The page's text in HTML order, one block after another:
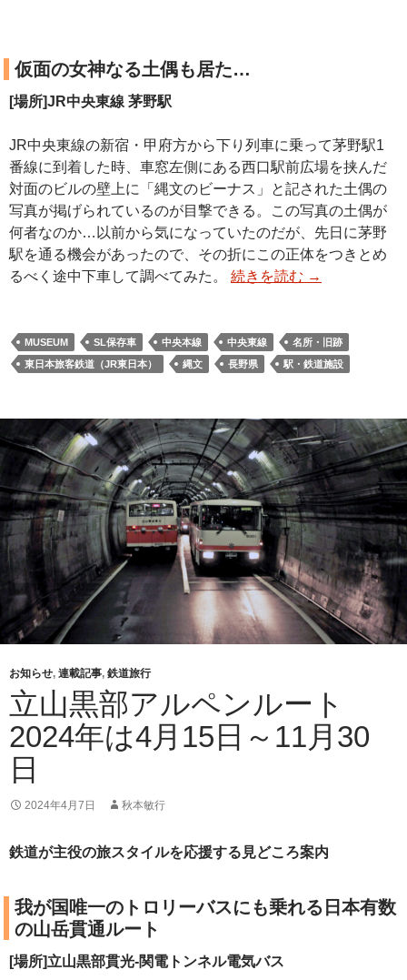
仮面の女神なる土偶も居た…
[場所]JR中央東線 茅野駅
JR中央東線の新宿・甲府方から下り列車に乗って茅野駅1
番線に到着した時、車窓左側にある西口駅前広場を挟んだ
対面のビルの壁上に「縄文のビーナス」と記された土偶の
写真が掲げられているのが目撃できる。この写真の土偶が
何者なのか…以前から気になっていたのだが、先日に茅野
駅を通る機会があったので、その折にこの正体をつきとめ
るべく途中下車して調べてみた。 続きを読む →
MUSEUM SL保存車 中央本線 中央東線
名所・旧跡
東日本旅客鉄道（JR東日本）
縄文 長野県 駅・鉄道施設
お知らせ, 連載記事, 鉄道旅行
立山黒部アルペンルート
2024年は4月15日～11月30
日
2024年4月7日 秋本敏行
鉄道が主役の旅スタイルを応援する見どころ案内
我が国唯一のトロリーバスにも乗れる日本有数
の山岳貫通ルート
[場所]立山黒部貫光-関電トンネル電気バス